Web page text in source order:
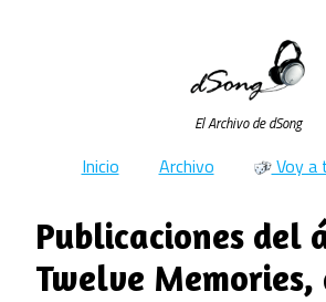
El Archivo de dSong
Inicio Archivo Voy a
Publicaciones del
Twelve Memories,